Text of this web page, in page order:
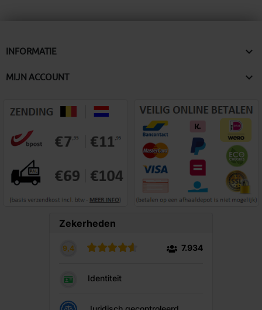
INFORMATIE 
MIJN ACCOUNT 